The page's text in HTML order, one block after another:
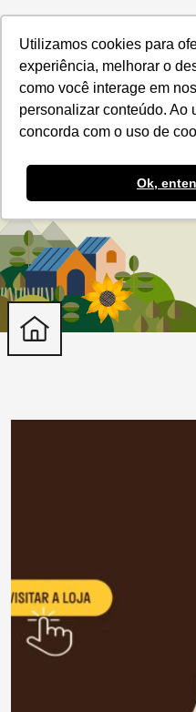
Utilizamos cookies para
experiência, melhorar o
como você interage em
personalizar conteúdo. Ao
concorda com o uso de
Ok,
Nossos